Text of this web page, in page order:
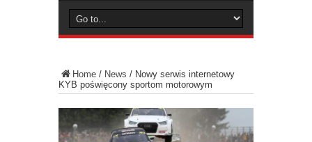
Home / News / Nowy serwis internetowy
KYB poświęcony sportom motorowym